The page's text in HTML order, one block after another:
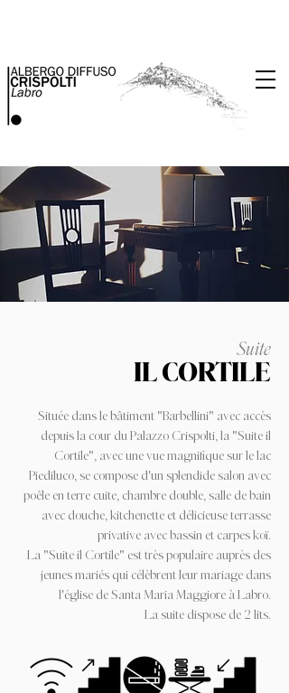
Suite
IL CORTILE
Située dans le bâtiment "Barbellini" avec accès
depuis la cour du Palazzo Crispolti, la "Suite il
Cortile", avec une vue magnifique sur le lac
Piediluco, se compose d'un splendide salon avec
poêle en terre cuite, chambre double, salle de bain
avec douche, kitchenette et délicieuse terrasse
privative avec bassin et carpes koï.
La "Suite il Cortile" est très populaire auprès des
jeunes mariés qui célèbrent leur mariage dans
l'église de Santa Maria Maggiore à Labro.
La suite dispose de 2 lits.